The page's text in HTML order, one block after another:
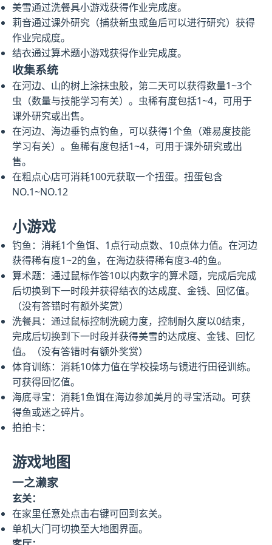
美雪通过洗餐具小游戏获得作业完成度。
莉音通过课外研究（捕获新虫或鱼后可以进行研究）获得
作业完成度。
结衣通过算术题小游戏获得作业完成度。
收集系统
在河边、山的树上涂抹虫胶，第二天可以获得数量1~3个
虫（数量与技能学习有关）。虫稀有度包括1~4，可用于
课外研究或出售。
在河边、海边垂钓点钓鱼，可以获得1个鱼（难易度技能
学习有关）。鱼稀有度包括1~4，可用于课外研究或出
售。
在粗点心店可消耗100元获取一个扭蛋。扭蛋包含
NO.1~NO.12
小游戏
钓鱼：消耗1个鱼饵、1点行动点数、10点体力值。在河边
获得稀有度1~2的鱼，在海边获得稀有度3-4的鱼。
算术题：通过鼠标作答10以内数字的算术题，完成后完成
后切换到下一时段并获得结衣的达成度、金钱、回忆值。
（没有答错时有额外奖赏）
洗餐具：通过鼠标控制洗碗力度，控制耐久度以0结束，
完成后切换到下一时段并获得美雪的达成度、金钱、回忆
值。（没有答错时有额外奖赏）
体育训练：消耗10体力值在学校操场与镜进行田径训练。
可获得回忆值。
海底寻宝：消耗1鱼饵在海边参加美月的寻宝活动。可获
得鱼或迷之碎片。
拍拍卡：
游戏地图
一之濑家
玄关：
在家里任意处点击右键可回到玄关。
单机大门可切换至大地图界面。